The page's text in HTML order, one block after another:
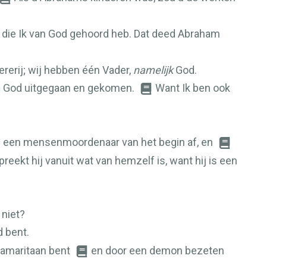
Ik van God gehoord heb. Dat deed Abraham
wij hebben één Vader, namelijkGod.
uitgegaan en gekomen.
Want Ik ben ook
een mensenmoordenaar van het begin af, en
hij vanuit wat van hemzelf is, want hij is een
bent.
bent
en door een demon bezeten